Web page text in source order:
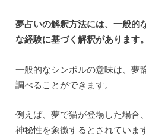
夢占いの解釈方法には、一般的
な経験に基づく解釈があります。
一般的なシンボルの意味は、夢
調べることができます。
例えば、夢で猫が登場した場合
神秘性を象徴するとされています